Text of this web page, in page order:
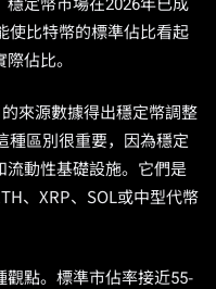
定幣市場在2026年已成
使比特幣的標準佔比看起
佔比。
來源數據得出穩定幣調整
種區別很重要，因為穩定
流動性基礎設施。它們是
、XRP、SOL或中型代幣
點。標準市佔率接近55-